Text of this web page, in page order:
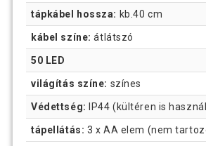
tápkábel hossza: kb.40 cm
kábel színe: átlátszó
50 LED
világítás színe: színes
Védettség: IP44 (kültéren is
tápellátás: 3 x AA elem (nem